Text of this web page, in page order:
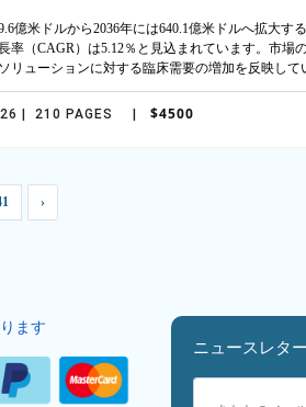
億米ドルから2036年には640.1億米ドルへ拡大す
率（CAGR）は5.12％と見込まれています。市場
ューションに対する臨床需要の増加を反映して
| 210 PAGES | $4500
›
ます
ニュースレタ